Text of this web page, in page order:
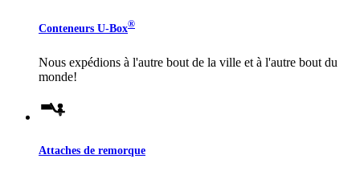
Conteneurs U-Box®
Nous expédions à l'autre bout de la ville et à l'autre bout du
monde!
Attaches de remorque